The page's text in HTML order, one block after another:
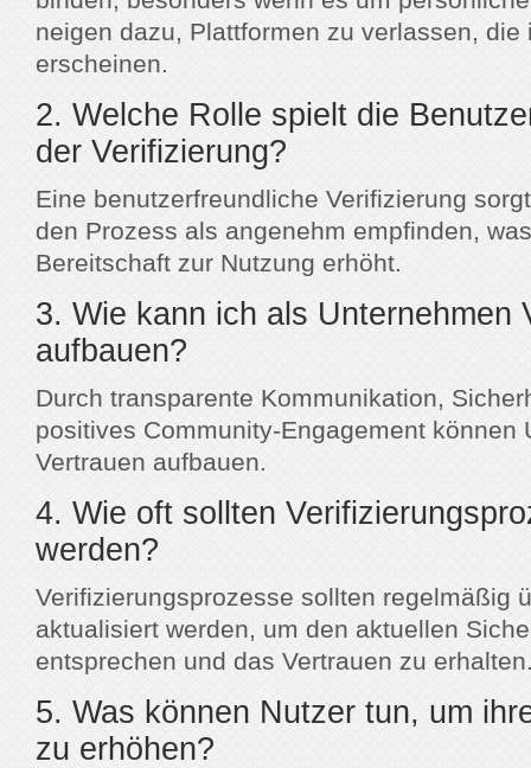
neigen dazu, Plattformen zu verlassen, die
erscheinen.
2. Welche Rolle spielt die
der Verifizierung?
Eine benutzerfreundliche Verifizierung
den Prozess als angenehm empfinden,
Bereitschaft zur Nutzung erhöht.
3. Wie kann ich als Unternehmen
aufbauen?
Durch transparente Kommunikation,
positives Community-Engagement können
Vertrauen aufbauen.
4. Wie oft sollten
werden?
Verifizierungsprozesse sollten regelmäßig
aktualisiert werden, um den aktuellen
entsprechen und das Vertrauen zu
5. Was können Nutzer tun, um
zu erhöhen?